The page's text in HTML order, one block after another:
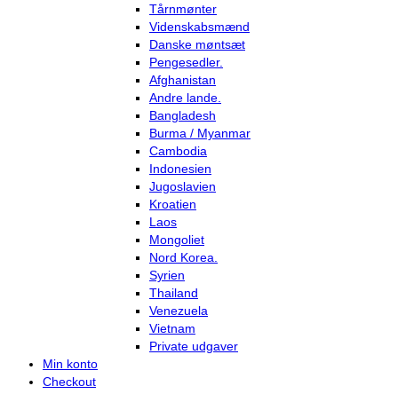
Tårnmønter
Videnskabsmænd
Danske møntsæt
Pengesedler.
Afghanistan
Andre lande.
Bangladesh
Burma / Myanmar
Cambodia
Indonesien
Jugoslavien
Kroatien
Laos
Mongoliet
Nord Korea.
Syrien
Thailand
Venezuela
Vietnam
Private udgaver
Min konto
Checkout